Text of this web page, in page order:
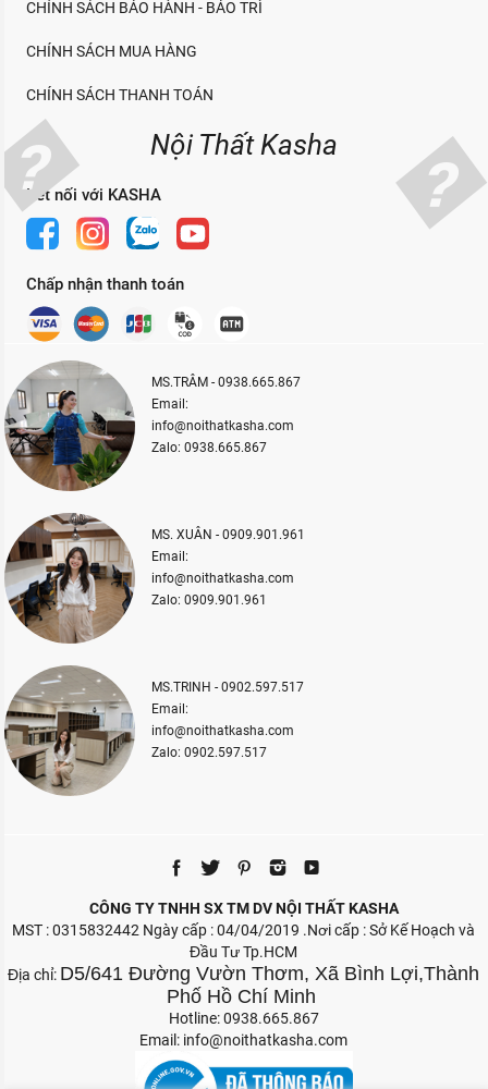
CHÍNH SÁCH BẢO HÀNH - BẢO TRÌ
CHÍNH SÁCH MUA HÀNG
CHÍNH SÁCH THANH TOÁN
Nội Thất Kasha
Kết nối với KASHA
Chấp nhận thanh toán
MS.TRÂM - 0938.665.867
Email:
info@noithatkasha.com
Zalo: 0938.665.867
MS. XUÂN - 0909.901.961
Email:
info@noithatkasha.com
Zalo: 0909.901.961
MS.TRINH - 0902.597.517
Email:
info@noithatkasha.com
Zalo: 0902.597.517
CÔNG TY TNHH SX TM DV NỘI THẤT KASHA
MST : 0315832442 Ngày cấp : 04/04/2019 .Nơi cấp : Sở Kế Hoạch và
Đầu Tư Tp.HCM
Địa chỉ: D5/641 Đường Vườn Thơm, Xã Bình Lợi,Thành
Phố Hồ Chí Minh
Hotline: 0938.665.867
Email: info@noithatkasha.com